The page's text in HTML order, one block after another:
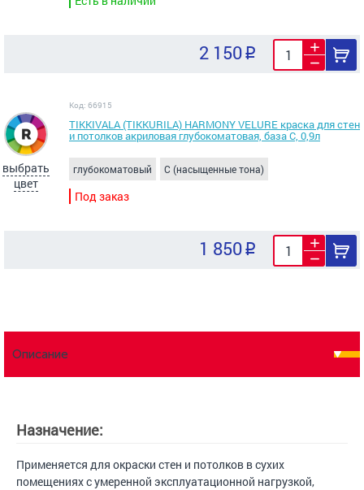
2 150
выбрать
цвет
Код: 66915
TIKKIVALA (TIKKURILA) HARMONY VELURE краска для стен
и потолков акриловая глубокоматовая, база С, 0,9л
глубокоматовый C (насыщенные тона)
Под заказ
1 850
Описание
Назначение:
Применяется для окраски стен и потолков в сухих
помещениях с умеренной эксплуатационной нагрузкой,